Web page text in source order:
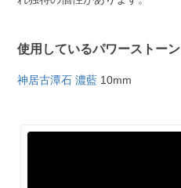
使用しているパワーストーン
神居古潭石 濃藍 10mm